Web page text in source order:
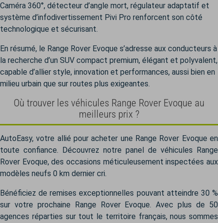
Caméra 360°, détecteur d’angle mort, régulateur adaptatif et
système d’infodivertissement Pivi Pro renforcent son côté
technologique et sécurisant.
En résumé, le Range Rover Evoque s’adresse aux conducteurs à
la recherche d’un SUV compact premium, élégant et polyvalent,
capable d’allier style, innovation et performances, aussi bien en
milieu urbain que sur routes plus exigeantes.
Où trouver les véhicules Range Rover Evoque au
meilleurs prix ?
AutoEasy, votre allié pour acheter une Range Rover Evoque en
toute confiance. Découvrez notre panel de véhicules Range
Rover Evoque, des occasions méticuleusement inspectées aux
modèles neufs 0 km dernier cri.
Bénéficiez de remises exceptionnelles pouvant atteindre 30 %
sur votre prochaine Range Rover Evoque. Avec plus de 50
agences réparties sur tout le territoire français, nous sommes